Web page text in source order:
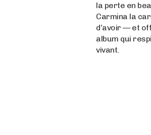
la perte en
Carmina la
d’avoir — et
album qui
vivant.